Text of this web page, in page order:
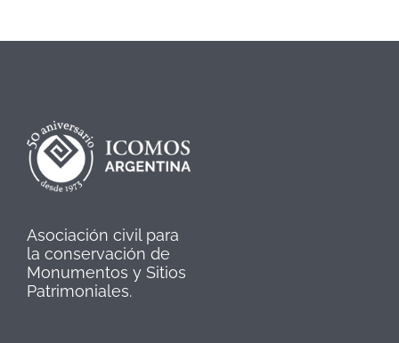
Asociación civil para
la conservación de
Monumentos y Sitios
Patrimoniales.